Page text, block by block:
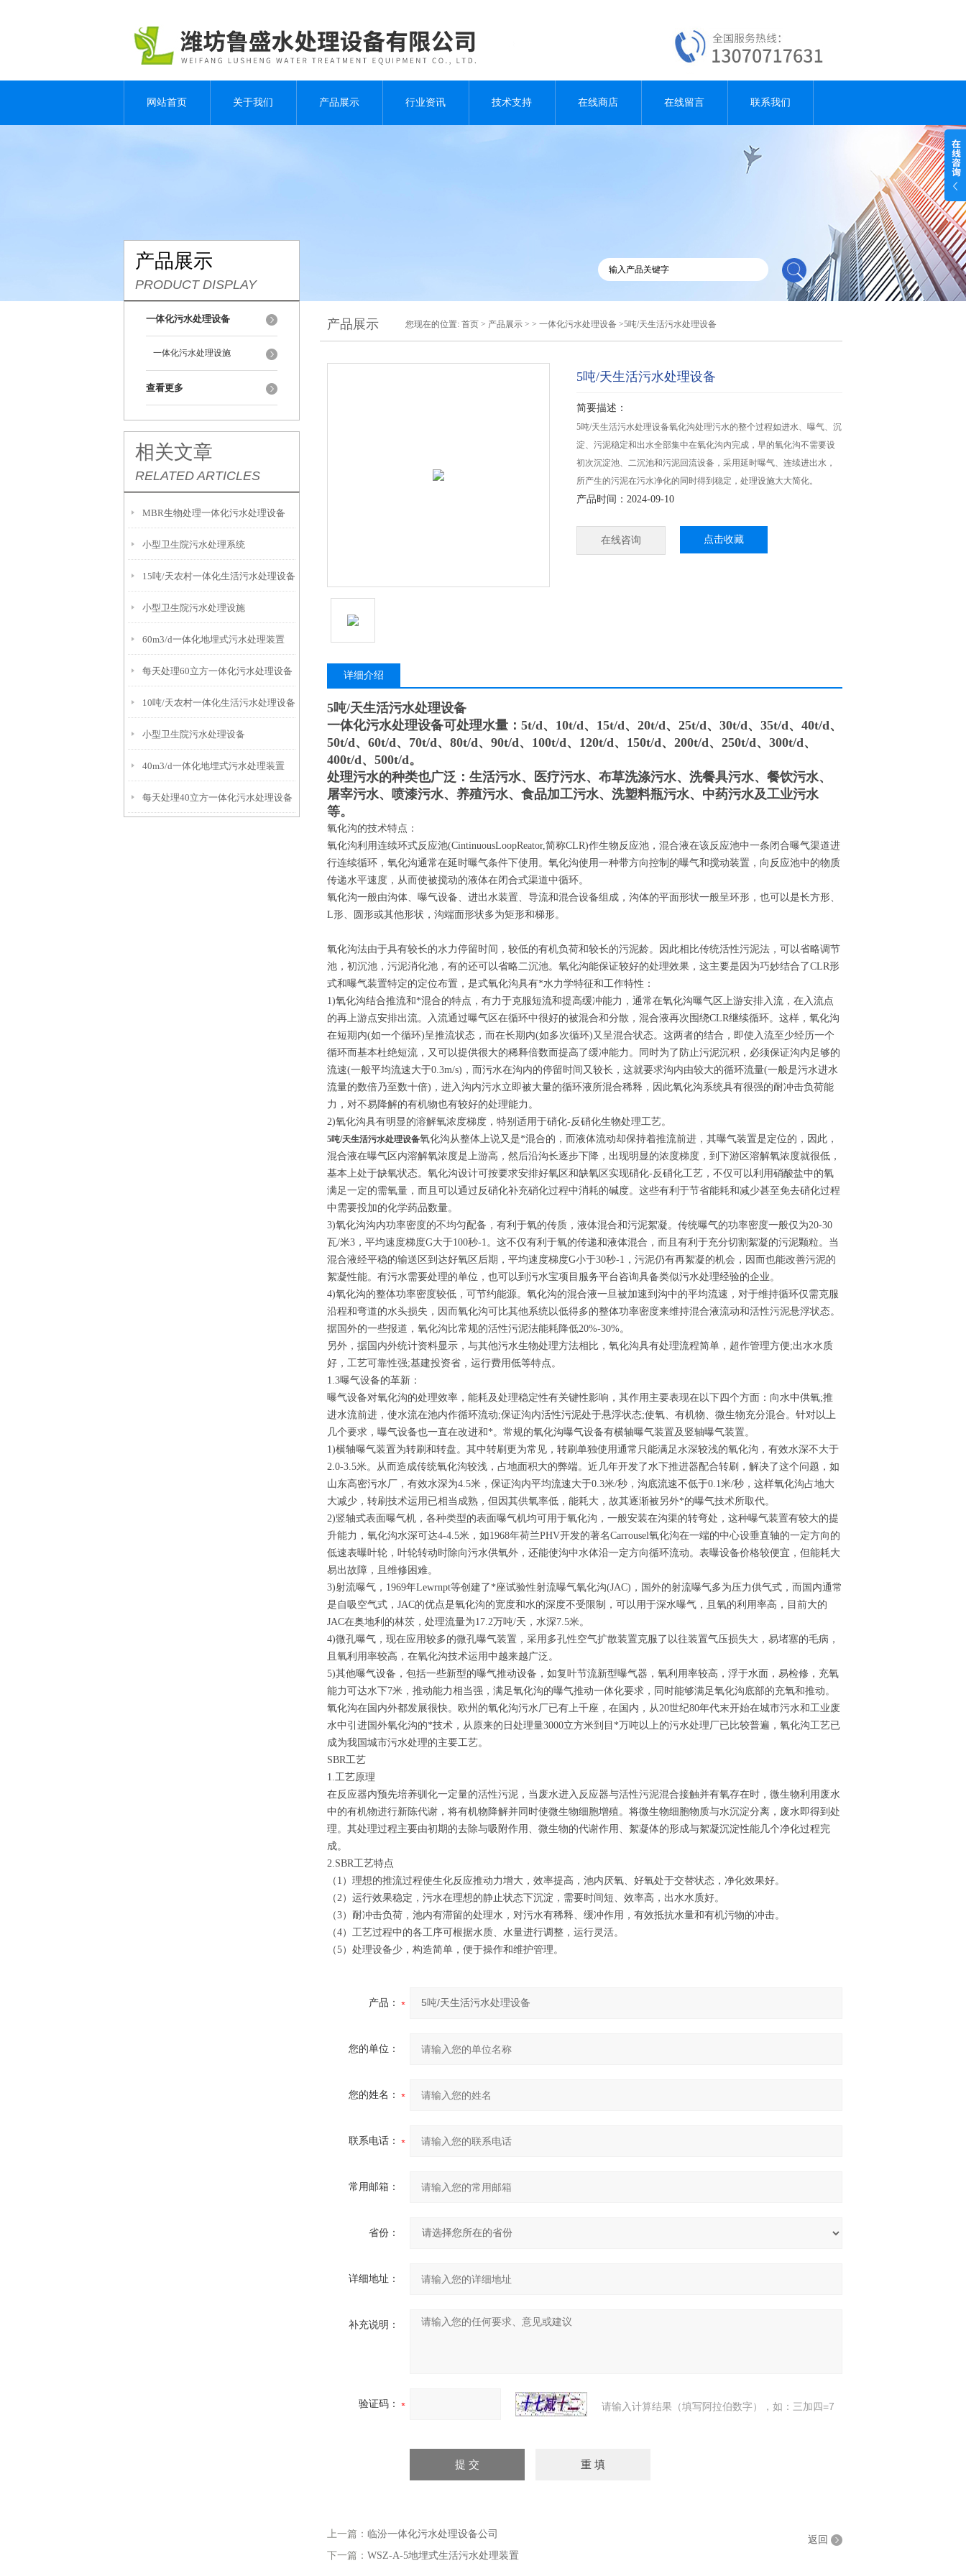
网站首页 关于我们 产品展示 行业资讯 技术支持 在线商店 在线留言 联系我们
产品展示
PRODUCT DISPLAY
一体化污水处理设备
一体化污水处理设施
查看更多
相关文章
RELATED ARTICLES
MBR生物处理一体化污水处理设备
小型卫生院污水处理系统
15吨/天农村一体化生活污水处理设备
小型卫生院污水处理设施
60m3/d一体化地埋式污水处理装置
每天处理60立方一体化污水处理设备
10吨/天农村一体化生活污水处理设备
小型卫生院污水处理设备
40m3/d一体化地埋式污水处理装置
每天处理40立方一体化污水处理设备
产品展示 您现在的位置: 首页 > 产品展示 > > 一体化污水处理设备 >5吨/天生活污水处理设备
5吨/天生活污水处理设备
简要描述：
5吨/天生活污水处理设备氧化沟处理污水的整个过程如进水、曝气、沉
淀、污泥稳定和出水全部集中在氧化沟内完成，早的氧化沟不需要设
初次沉淀池、二沉池和污泥回流设备，采用延时曝气、连续进出水，
所产生的污泥在污水净化的同时得到稳定，处理设施大大简化。
产品时间：2024-09-10
在线咨询 点击收藏
详细介绍
5吨/天生活污水处理设备
一体化污水处理设备可处理水量：5t/d、10t/d、15t/d、20t/d、25t/d、30t/d、35t/d、40t/d、
50t/d、60t/d、70t/d、80t/d、90t/d、100t/d、120t/d、150t/d、200t/d、250t/d、300t/d、
400t/d、500t/d。
处理污水的种类也广泛：生活污水、医疗污水、布草洗涤污水、洗餐具污水、餐饮污水、
屠宰污水、喷漆污水、养殖污水、食品加工污水、洗塑料瓶污水、中药污水及工业污水
等。
氧化沟的技术特点：
氧化沟利用连续环式反应池(CintinuousLoopReator,简称CLR)作生物反应池，混合液在该反应池中一条闭合曝气渠道进
行连续循环，氧化沟通常在延时曝气条件下使用。氧化沟使用一种带方向控制的曝气和搅动装置，向反应池中的物质
传递水平速度，从而使被搅动的液体在闭合式渠道中循环。
氧化沟一般由沟体、曝气设备、进出水装置、导流和混合设备组成，沟体的平面形状一般呈环形，也可以是长方形、
L形、圆形或其他形状，沟端面形状多为矩形和梯形。
氧化沟法由于具有较长的水力停留时间，较低的有机负荷和较长的污泥龄。因此相比传统活性污泥法，可以省略调节
池，初沉池，污泥消化池，有的还可以省略二沉池。氧化沟能保证较好的处理效果，这主要是因为巧妙结合了CLR形
式和曝气装置特定的定位布置，是式氧化沟具有*水力学特征和工作特性：
1)氧化沟结合推流和*混合的特点，有力于克服短流和提高缓冲能力，通常在氧化沟曝气区上游安排入流，在入流点
的再上游点安排出流。入流通过曝气区在循环中很好的被混合和分散，混合液再次围绕CLR继续循环。这样，氧化沟
在短期内(如一个循环)呈推流状态，而在长期内(如多次循环)又呈混合状态。这两者的结合，即使入流至少经历一个
循环而基本杜绝短流，又可以提供很大的稀释倍数而提高了缓冲能力。同时为了防止污泥沉积，必须保证沟内足够的
流速(一般平均流速大于0.3m/s)，而污水在沟内的停留时间又较长，这就要求沟内由较大的循环流量(一般是污水进水
流量的数倍乃至数十倍)，进入沟内污水立即被大量的循环液所混合稀释，因此氧化沟系统具有很强的耐冲击负荷能
力，对不易降解的有机物也有较好的处理能力。
2)氧化沟具有明显的溶解氧浓度梯度，特别适用于硝化-反硝化生物处理工艺。
5吨/天生活污水处理设备氧化沟从整体上说又是*混合的，而液体流动却保持着推流前进，其曝气装置是定位的，因此，
混合液在曝气区内溶解氧浓度是上游高，然后沿沟长逐步下降，出现明显的浓度梯度，到下游区溶解氧浓度就很低，
基本上处于缺氧状态。氧化沟设计可按要求安排好氧区和缺氧区实现硝化-反硝化工艺，不仅可以利用硝酸盐中的氧
满足一定的需氧量，而且可以通过反硝化补充硝化过程中消耗的碱度。这些有利于节省能耗和减少甚至免去硝化过程
中需要投加的化学药品数量。
3)氧化沟沟内功率密度的不均匀配备，有利于氧的传质，液体混合和污泥絮凝。传统曝气的功率密度一般仅为20-30
瓦/米3，平均速度梯度G大于100秒-1。这不仅有利于氧的传递和液体混合，而且有利于充分切割絮凝的污泥颗粒。当
混合液经平稳的输送区到达好氧区后期，平均速度梯度G小于30秒-1，污泥仍有再絮凝的机会，因而也能改善污泥的
絮凝性能。有污水需要处理的单位，也可以到污水宝项目服务平台咨询具备类似污水处理经验的企业。
4)氧化沟的整体功率密度较低，可节约能源。氧化沟的混合液一旦被加速到沟中的平均流速，对于维持循环仅需克服
沿程和弯道的水头损失，因而氧化沟可比其他系统以低得多的整体功率密度来维持混合液流动和活性污泥悬浮状态。
据国外的一些报道，氧化沟比常规的活性污泥法能耗降低20%-30%。
另外，据国内外统计资料显示，与其他污水生物处理方法相比，氧化沟具有处理流程简单，超作管理方便;出水水质
好，工艺可靠性强;基建投资省，运行费用低等特点。
1.3曝气设备的革新：
曝气设备对氧化沟的处理效率，能耗及处理稳定性有关键性影响，其作用主要表现在以下四个方面：向水中供氧;推
进水流前进，使水流在池内作循环流动;保证沟内活性污泥处于悬浮状态;使氧、有机物、微生物充分混合。针对以上
几个要求，曝气设备也一直在改进和*。常规的氧化沟曝气设备有横轴曝气装置及竖轴曝气装置。
1)横轴曝气装置为转刷和转盘。其中转刷更为常见，转刷单独使用通常只能满足水深较浅的氧化沟，有效水深不大于
2.0-3.5米。从而造成传统氧化沟较浅，占地面积大的弊端。近几年开发了水下推进器配合转刷，解决了这个问题，如
山东高密污水厂，有效水深为4.5米，保证沟内平均流速大于0.3米/秒，沟底流速不低于0.1米/秒，这样氧化沟占地大
大减少，转刷技术运用已相当成熟，但因其供氧率低，能耗大，故其逐渐被另外*的曝气技术所取代。
2)竖轴式表面曝气机，各种类型的表面曝气机均可用于氧化沟，一般安装在沟渠的转弯处，这种曝气装置有较大的提
升能力，氧化沟水深可达4-4.5米，如1968年荷兰PHV开发的著名Carrousel氧化沟在一端的中心设垂直轴的一定方向的
低速表曝叶轮，叶轮转动时除向污水供氧外，还能使沟中水体沿一定方向循环流动。表曝设备价格较便宜，但能耗大
易出故障，且维修困难。
3)射流曝气，1969年Lewrnpt等创建了*座试验性射流曝气氧化沟(JAC)，国外的射流曝气多为压力供气式，而国内通常
是自吸空气式，JAC的优点是氧化沟的宽度和水的深度不受限制，可以用于深水曝气，且氧的利用率高，目前大的
JAC在奥地利的林茨，处理流量为17.2万吨/天，水深7.5米。
4)微孔曝气，现在应用较多的微孔曝气装置，采用多孔性空气扩散装置克服了以往装置气压损失大，易堵塞的毛病，
且氧利用率较高，在氧化沟技术运用中越来越广泛。
5)其他曝气设备，包括一些新型的曝气推动设备，如复叶节流新型曝气器，氧利用率较高，浮于水面，易检修，充氧
能力可达水下7米，推动能力相当强，满足氧化沟的曝气推动一体化要求，同时能够满足氧化沟底部的充氧和推动。
氧化沟在国内外都发展很快。欧州的氧化沟污水厂已有上千座，在国内，从20世纪80年代末开始在城市污水和工业废
水中引进国外氧化沟的*技术，从原来的日处理量3000立方米到目*万吨以上的污水处理厂已比较普遍，氧化沟工艺已
成为我国城市污水处理的主要工艺。
SBR工艺
1.工艺原理
在反应器内预先培养驯化一定量的活性污泥，当废水进入反应器与活性污泥混合接触并有氧存在时，微生物利用废水
中的有机物进行新陈代谢，将有机物降解并同时使微生物细胞增殖。将微生物细胞物质与水沉淀分离，废水即得到处
理。其处理过程主要由初期的去除与吸附作用、微生物的代谢作用、絮凝体的形成与絮凝沉淀性能几个净化过程完
成。
2.SBR工艺特点
（1）理想的推流过程使生化反应推动力增大，效率提高，池内厌氧、好氧处于交替状态，净化效果好。
（2）运行效果稳定，污水在理想的静止状态下沉淀，需要时间短、效率高，出水水质好。
（3）耐冲击负荷，池内有滞留的处理水，对污水有稀释、缓冲作用，有效抵抗水量和有机污物的冲击。
（4）工艺过程中的各工序可根据水质、水量进行调整，运行灵活。
（5）处理设备少，构造简单，便于操作和维护管理。
产品：
您的单位：
您的姓名：
联系电话：
常用邮箱：
省份：
详细地址：
补充说明：
验证码： 请输入计算结果（填写阿拉伯数字），如：三加四=7
上一篇： 临汾一体化污水处理设备公司
下一篇： WSZ-A-5地埋式生活污水处理装置
返回